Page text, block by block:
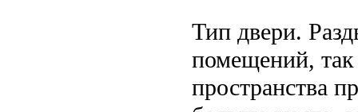
Тип двери.
помещений, так
пространства